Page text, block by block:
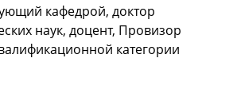
кафедрой, доктор
наук, доцент, Провизор
категории